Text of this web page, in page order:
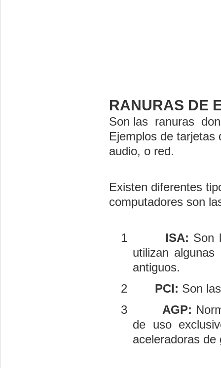
RANURAS DE
Son las ranuras
Ejemplos de tarjetas
audio, o red.
Existen diferentes
computadores son
1 ISA: Son
utilizan
antiguos.
2
PCI: Son
3
AGP:
de uso
aceleradoras de